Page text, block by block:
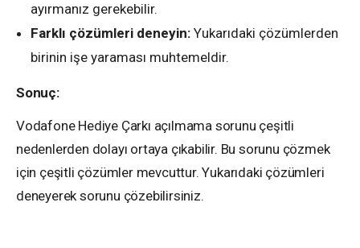
ayırmanız gerekebilir.
Farklı çözümleri deneyin: Yukarıdaki çözümlerden
birinin işe yaraması muhtemeldir.
Sonuç:
Vodafone Hediye Çarkı açılmama sorunu çeşitli
nedenlerden dolayı ortaya çıkabilir. Bu sorunu çözmek
için çeşitli çözümler mevcuttur. Yukarıdaki çözümleri
deneyerek sorunu çözebilirsiniz.